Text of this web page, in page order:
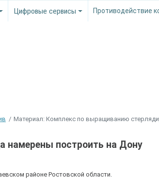
Цифровые сервисы Противодействие
Материал: Комплекс по выращиванию
намерены построить на Дону
районе Ростовской области.